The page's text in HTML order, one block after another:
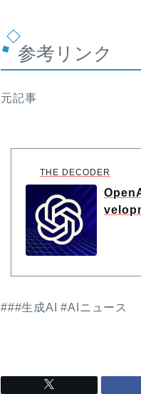
参考リンク
元記事
THE DECODER
###生成AI #AIニュース